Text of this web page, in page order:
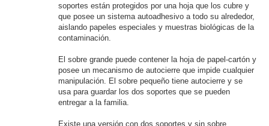
soportes están protegidos por una hoja que los cubre y
que posee un sistema autoadhesivo a todo su alrededor,
aislando papeles especiales y muestras biológicas de la
contaminación.
El sobre grande puede contener la hoja de papel-cartón y
posee un mecanismo de autocierre que impide cualquier
manipulación. El sobre pequeño tiene autocierre y se
usa para guardar los dos soportes que se pueden
entregar a la familia.
Existe una versión con dos soportes y sin sobre